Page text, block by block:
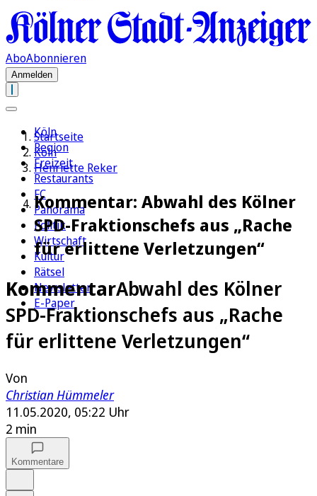
AboAbonnieren
Anmelden
Köln
Region
Freizeit
Restaurants
FC
Panorama
Politik
Wirtschaft
Kultur
Rätsel
Newsletter
E-Paper
Startseite
Köln
Henriette Reker
Kommentar: Abwahl des Kölner
SPD-Fraktionschefs aus „Rache
für erlittene Verletzungen“
KommentarAbwahl des Kölner
SPD-Fraktionschefs aus „Rache
für erlittene Verletzungen“
Von
Christian Hümmeler
11.05.2020, 05:22 Uhr
2 min
Kommentare